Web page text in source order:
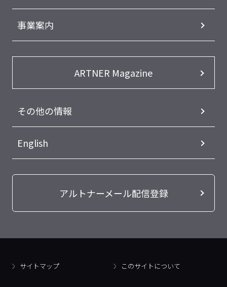
事業案内
ARTNER Magazine
その他の情報
English
アルトナーメール配信登録
サイトマップ このサイトについて